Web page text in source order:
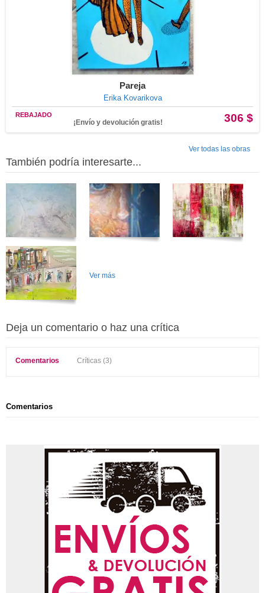
Pareja
Erika Kovarikova
306 $
REBAJADO
¡Envío y devolución gratis!
Ver todas las obras
También podría interesarte...
Ver más
Deja un comentario o haz una crítica
Comentarios Críticas (3)
Comentarios